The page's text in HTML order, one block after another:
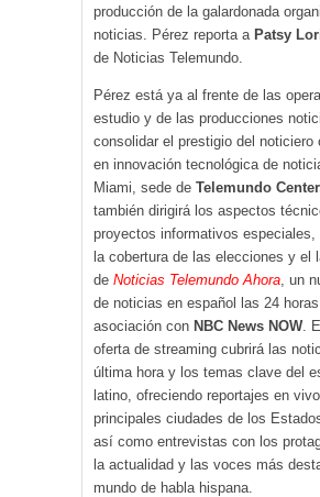
producción de la galardonada
noticias. Pérez reporta a Patsy
de Noticias Telemundo.
Pérez está ya al frente de las
estudio y de las producciones
consolidar el prestigio del noticiero
en innovación tecnológica de
Miami, sede de Telemundo
también dirigirá los aspectos
proyectos informativos especiales,
la cobertura de las elecciones y el
de Noticias Telemundo Ahora , un
de noticias en español las 24
asociación con NBC News NOW.
oferta de streaming cubrirá las
última hora y los temas clave del
latino, ofreciendo reportajes en
principales ciudades de los
así como entrevistas con los
la actualidad y las voces más
mundo de habla hispana.